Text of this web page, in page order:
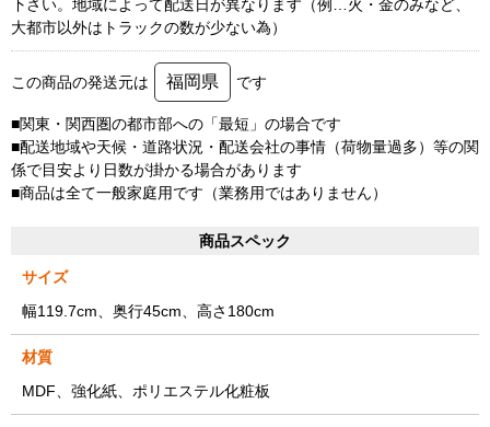
下さい。地域によって配送日が異なります（例…火・金のみなど、
大都市以外はトラックの数が少ない為）
この商品の発送元は 福岡県 です
■関東・関西圏の都市部への「最短」の場合です
■配送地域や天候・道路状況・配送会社の事情（荷物量過多）等の関
係で目安より日数が掛かる場合があります
■商品は全て一般家庭用です（業務用ではありません）
商品スペック
サイズ
幅119.7cm、奥行45cm、高さ180cm
材質
MDF、強化紙、ポリエステル化粧板